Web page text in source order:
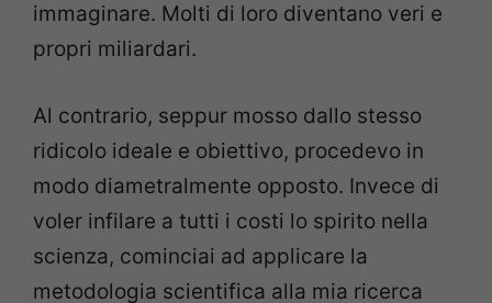
immaginare. Molti di loro diventano veri e
propri miliardari.
Al contrario, seppur mosso dallo stesso
ridicolo ideale e obiettivo, procedevo in
modo diametralmente opposto. Invece di
voler infilare a tutti i costi lo spirito nella
scienza, cominciai ad applicare la
metodologia scientifica alla mia ricerca